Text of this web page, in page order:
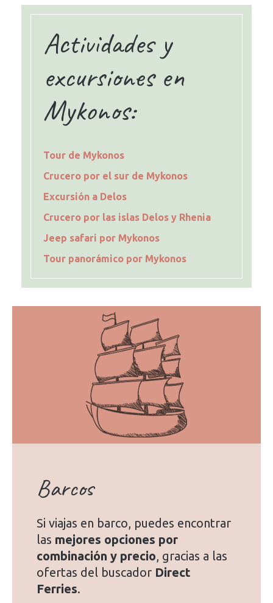
Actividades y
excursiones en
Mykonos:
Tour de Mykonos
Crucero por el sur de Mykonos
Excursión a Delos
Crucero por las islas Delos y Rhenia
Jeep safari por Mykonos
Tour panorámico por Mykonos
Barcos
Si viajas en barco, puedes encontrar
las mejores opciones por
combinación y precio, gracias a las
ofertas del buscador Direct
Ferries.